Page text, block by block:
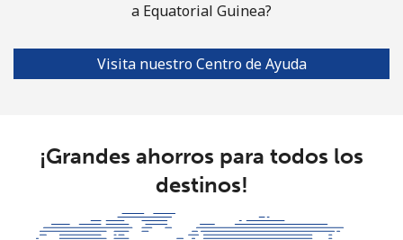
a Equatorial Guinea?
Visita nuestro Centro de Ayuda
¡Grandes ahorros para todos los
destinos!